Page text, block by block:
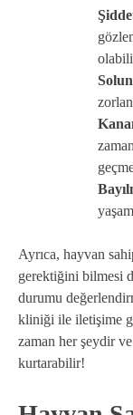
Ayrıca, hayvan
gerektiğini bilmesi
durumu
kliniği ile iletişime
zaman her şeydir ve
kurtarabilir!